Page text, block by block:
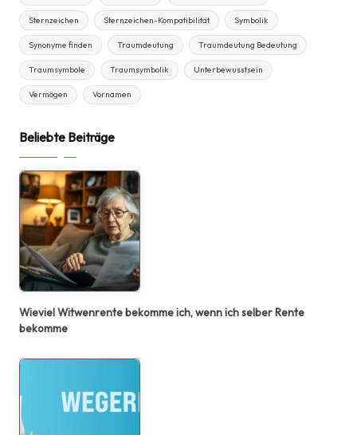
Sternzeichen Sternzeichen-Kompatibilität Symbolik
Synonyme finden Traumdeutung Traumdeutung Bedeutung
Traumsymbole Traumsymbolik Unterbewusstsein
Vermögen Vornamen
Beliebte Beiträge
Wieviel Witwenrente bekomme ich, wenn ich selber Rente
bekomme